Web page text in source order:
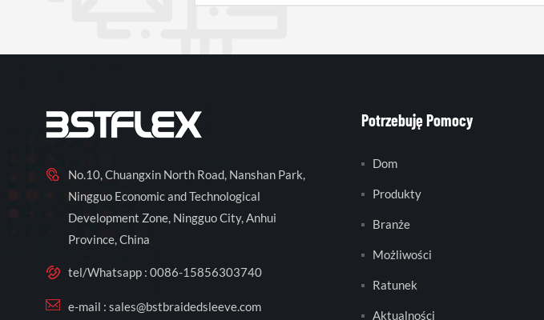
No.10, Chuangxin North Road, Nanshan Park,
Ningguo Economic and Technological
Development Zone, Ningguo City, Anhui
Province, China
tel/Whatsapp : 0086-15856303740
e-mail : sales@bstbraidedsleeve.com
Potrzebuję Pomocy
Dom
Produkty
Branże
Możliwości
Ratunek
Aktualności